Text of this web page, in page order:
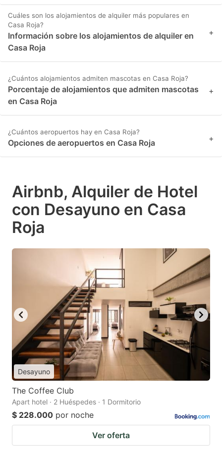
Cuáles son los alojamientos de alquiler más populares en
Casa Roja?
Información sobre los alojamientos de alquiler en
Casa Roja
+
¿Cuántos alojamientos admiten mascotas en Casa Roja?
Porcentaje de alojamientos que admiten mascotas
en Casa Roja
+
¿Cuántos aeropuertos hay en Casa Roja?
Opciones de aeropuertos en Casa Roja +
Airbnb, Alquiler de Hotel
con Desayuno en Casa
Roja
Desayuno
The Coffee Club
Apart hotel · 2 Huéspedes · 1 Dormitorio
$ 228.000 por noche
Ver oferta